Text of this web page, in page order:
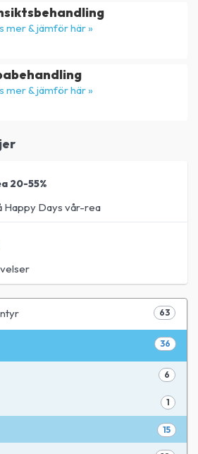
mer & jämför här »
mer & jämför här »
20-55%
Happy Days vår-rea
63
36
6
1
15